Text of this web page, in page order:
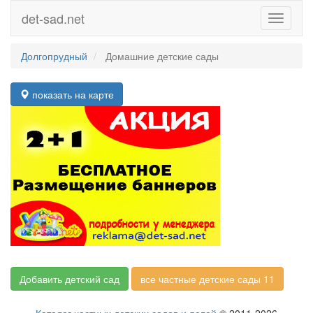
Toggle
det-sad.net
Долгопрудный Домашние детские сады
показать на карте
Добавить детский сад все частные детские сады 11